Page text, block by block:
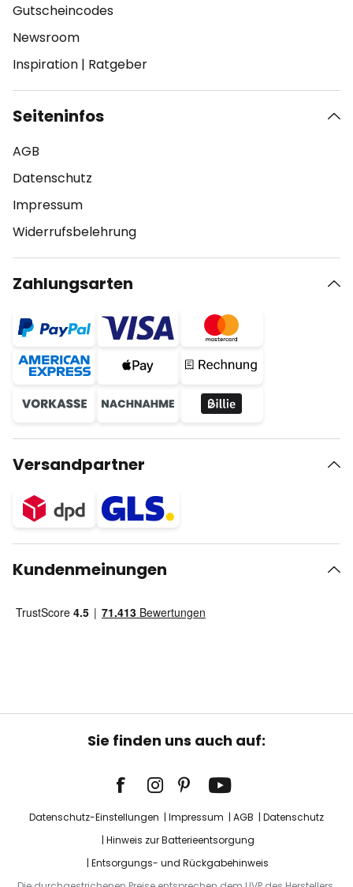
Gutscheincodes
Newsroom
Inspiration | Ratgeber
Seiteninfos
AGB
Datenschutz
Impressum
Widerrufsbelehrung
Zahlungsarten
Versandpartner
Kundenmeinungen
Sie finden uns auch auf:
Datenschutz-Einstellungen Impressum AGB
Datenschutz
Hinweis zur Batterieentsorgung
Entsorgungs- und Rückgabehinweis